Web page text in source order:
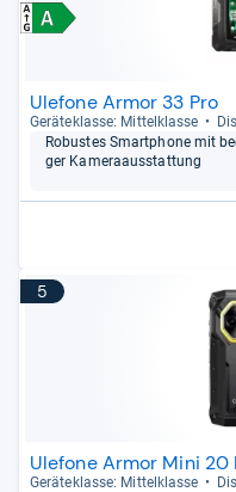
Ulefone Armor 33 Pro
Gerä­te­klasse: Mit­tel­klasse
Robus­tes Smart­phone mit
ger Kame­raaus­stat­tung
5
Ulefone Armor Mini 20
Gerä­te­klasse: Mit­tel­klasse